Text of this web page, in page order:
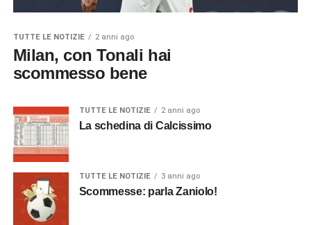
TUTTE LE NOTIZIE 2 anni ago
Milan, con Tonali hai
scommesso bene
TUTTE LE NOTIZIE 2 anni ago
La schedina di Calcissimo
TUTTE LE NOTIZIE 3 anni ago
Scommesse: parla Zaniolo!